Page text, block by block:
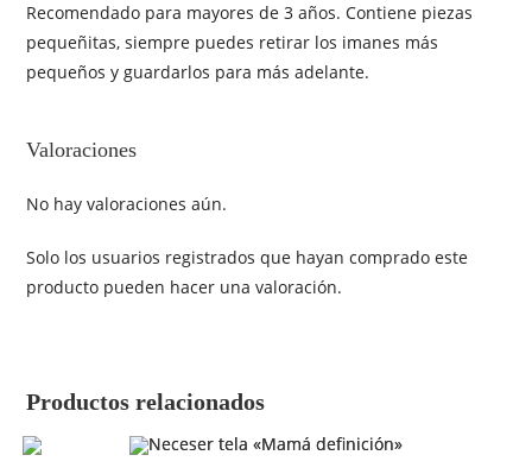
Recomendado para mayores de 3 años. Contiene piezas
pequeñitas, siempre puedes retirar los imanes más
pequeños y guardarlos para más adelante.
Valoraciones
No hay valoraciones aún.
Solo los usuarios registrados que hayan comprado este
producto pueden hacer una valoración.
Productos relacionados